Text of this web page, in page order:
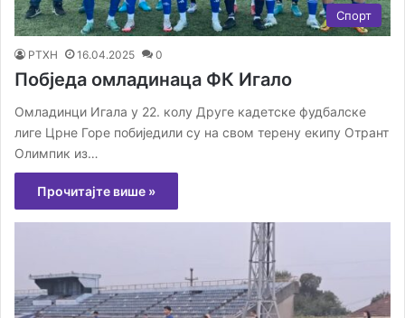
Спорт
РТХН 16.04.2025 0
Побједа омладинаца ФК Игало
Омладинци Игала у 22. колу Друге кадетске фудбалске
лиге Црне Горе побиједили су на свом терену екипу Отрант
Олимпик из…
Прочитајте више »